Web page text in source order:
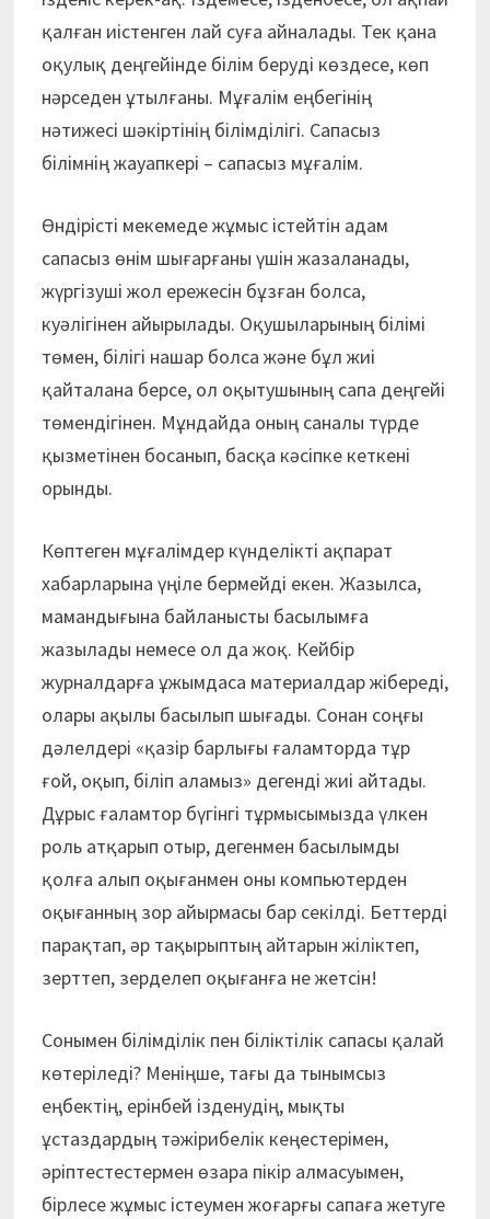
қалған иістенген лай суға айналады. Тек қана
оқулық деңгейінде білім беруді көздесе, көп
нәрседен ұтылғаны. Мұғалім еңбегінің
нәтижесі шәкіртінің білімділігі. Сапасыз
білімнің жауапкері – сапасыз мұғалім.
Өндірісті мекемеде жұмыс істейтін адам
сапасыз өнім шығарғаны үшін жазаланады,
жүргізуші жол ережесін бұзған болса,
куәлігінен айырылады. Оқушыларының білімі
төмен, білігі нашар болса және бұл жиі
қайталана берсе, ол оқытушының сапа деңгейі
төмендігінен. Мұндайда оның саналы түрде
қызметінен босанып, басқа кәсіпке кеткені
орынды.
Көптеген мұғалімдер күнделікті ақпарат
хабарларына үңіле бермейді екен. Жазылса,
мамандығына байланысты басылымға
жазылады немесе ол да жоқ. Кейбір
журналдарға ұжымдаса материалдар жібереді,
олары ақылы басылып шығады. Сонан соңғы
дәлелдері «қазір барлығы ғаламторда тұр
ғой, оқып, біліп аламыз» дегенді жиі айтады.
Дұрыс ғаламтор бүгінгі тұрмысымызда үлкен
роль атқарып отыр, дегенмен басылымды
қолға алып оқығанмен оны компьютерден
оқығанның зор айырмасы бар секілді. Беттерді
парақтап, әр тақырыптың айтарын жіліктеп,
зерттеп, зерделеп оқығанға не жетсін!
Сонымен білімділік пен біліктілік сапасы қалай
көтеріледі? Меніңше, тағы да тынымсыз
еңбектің, ерінбей ізденудің, мықты
ұстаздардың тәжірибелік кеңестерімен,
әріптестестермен өзара пікір алмасуымен,
бірлесе жұмыс істеумен жоғарғы сапаға жетуге